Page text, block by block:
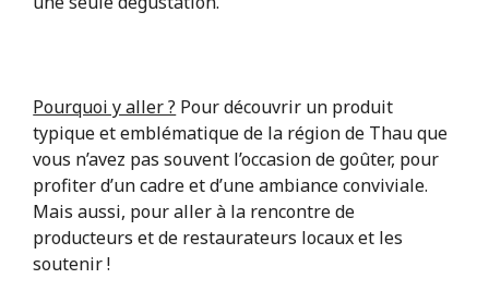
Pourquoi y aller ? Pour découvrir un produit
typique et emblématique de la région de Thau que
vous n’avez pas souvent l’occasion de goûter, pour
profiter d’un cadre et d’une ambiance conviviale.
Mais aussi, pour aller à la rencontre de
producteurs et de restaurateurs locaux et les
soutenir !